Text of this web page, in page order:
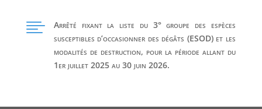

Arrêté fixant la liste du 3° groupe des espèces
susceptibles d’occasionner des dégâts (ESOD) et les
modalités de destruction, pour la période allant du
1er juillet 2025 au 30 juin 2026.